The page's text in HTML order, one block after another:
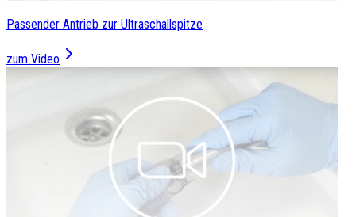
Passender Antrieb zur Ultraschallspitze
zum Video